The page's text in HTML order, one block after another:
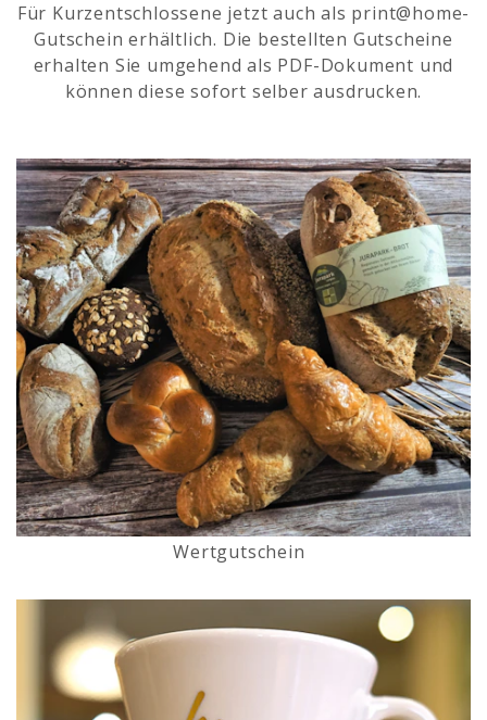
Für Kurzentschlossene jetzt auch als print@home-
Gutschein erhältlich. Die bestellten Gutscheine
erhalten Sie umgehend als PDF-Dokument und
können diese sofort selber ausdrucken.
Wertgutschein